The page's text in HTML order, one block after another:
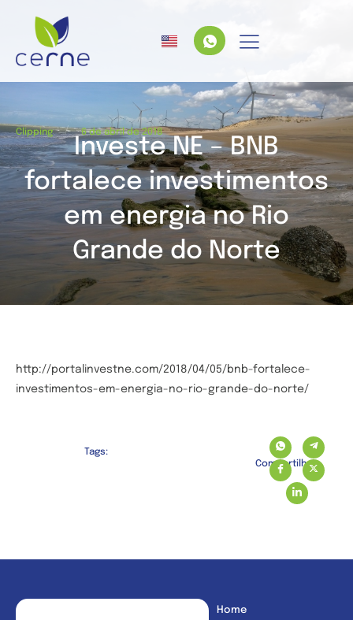
Clipping / 6 de abril de 2018
Investe NE – BNB
fortalece investimentos
em energia no Rio
Grande do Norte
http://portalinvestne.com/2018/04/05/bnb-fortalece-
investimentos-em-energia-no-rio-grande-do-norte/
Tags:
Compartilhe:
Home